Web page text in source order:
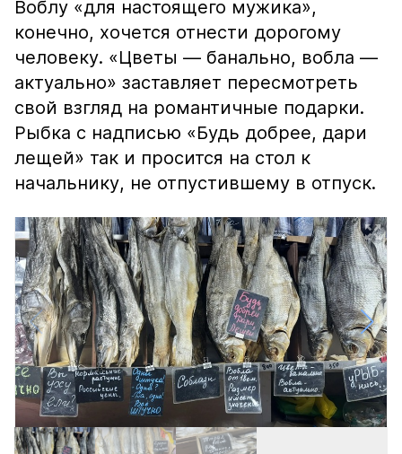
Воблу «для настоящего мужика»,
конечно, хочется отнести дорогому
человеку. «Цветы — банально, вобла —
актуально» заставляет пересмотреть
свой взгляд на романтичные подарки.
Рыбка с надписью «Будь добрее, дари
лещей» так и просится на стол к
начальнику, не отпустившему в отпуск.